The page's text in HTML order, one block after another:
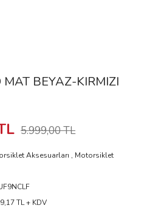
BEYAZ-KIRMIZI
5.999,00 TL
Aksesuarları , Motorsiklet
TL + KDV